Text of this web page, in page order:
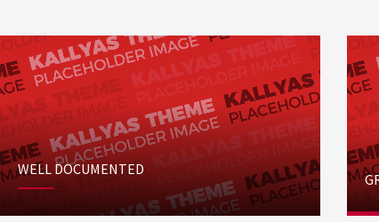
WELL DOCUMENTED